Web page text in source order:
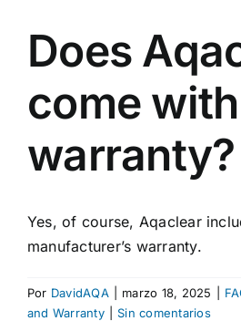
PREGUNTAS
CONTACTO
Does
come
warranty?
Yes, of course, Aqaclear
manufacturer’s warranty.
Por DavidAQA marzo 18, 2025
and Warranty
Sin comentarios